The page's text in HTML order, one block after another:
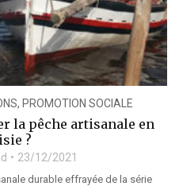
, PROMOTION SOCIALE
la pêche artisanale en
?
23/12/2021
durable effrayée de la série